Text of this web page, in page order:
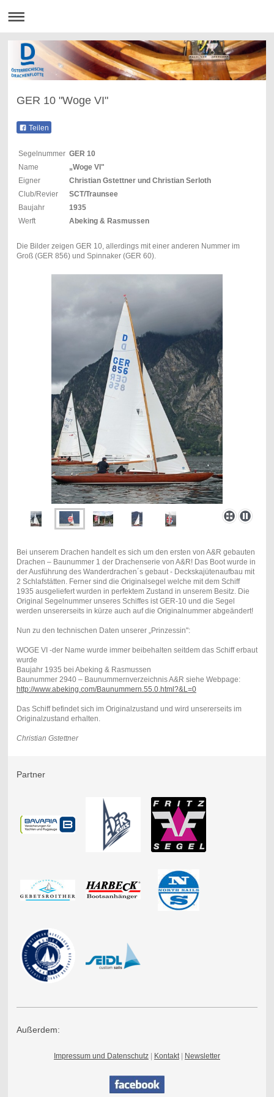
GER 10 "Woge VI"
Teilen
Segelnummer GER 10
Name
„Woge VI"
Eigner
Christian Gstettner und Christian Serloth
Club/Revier
SCT/Traunsee
Baujahr
1935
Werft
Abeking & Rasmussen
Die Bilder zeigen GER 10, allerdings mit einer anderen Nummer im
Groß (GER 856) und Spinnaker (GER 60).
Bei unserem Drachen handelt es sich um den ersten von A&R gebauten
Drachen – Baunummer 1 der Drachenserie von A&R! Das Boot wurde in
der Ausführung des Wanderdrachen´s gebaut - Deckskajütenaufbau mit
2 Schlafstätten. Ferner sind die Originalsegel welche mit dem Schiff
1935 ausgeliefert wurden in perfektem Zustand in unserem Besitz. Die
Original Segelnummer unseres Schiffes ist GER-10 und die Segel
werden unsererseits in kürze auch auf die Originalnummer abgeändert!
Nun zu den technischen Daten unserer „Prinzessin":
WOGE VI -der Name wurde immer beibehalten seitdem das Schiff erbaut
wurde
Baujahr 1935 bei Abeking & Rasmussen
Baunummer 2940 – Baunummernverzeichnis A&R siehe Webpage:
http://www.abeking.com/Baunummern.55.0.html?&L=0
Das Schiff befindet sich im Originalzustand und wird unsererseits im
Originalzustand erhalten.
Christian Gstettner
Partner
Außerdem:
Impressum und Datenschutz Kontakt| Newsletter